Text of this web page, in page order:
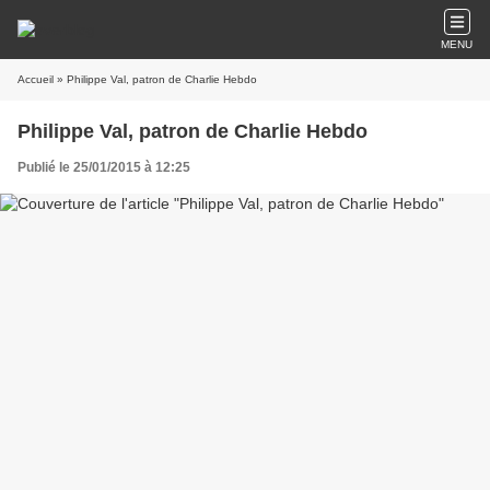
MENU
Accueil » Philippe Val, patron de Charlie Hebdo
Philippe Val, patron de Charlie Hebdo
Publié le 25/01/2015 à 12:25